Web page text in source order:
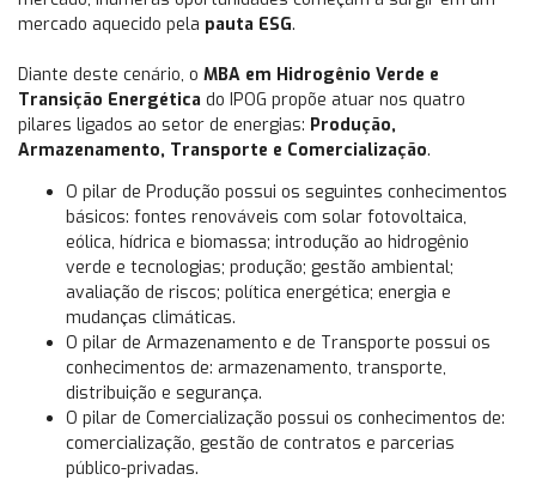
mercado aquecido pela pauta ESG.
Diante deste cenário, o MBA em Hidrogênio Verde e
Transição Energética do IPOG propõe atuar nos quatro
pilares ligados ao setor de energias: Produção,
Armazenamento, Transporte e Comercialização.
O pilar de Produção possui os seguintes conhecimentos
básicos: fontes renováveis com solar fotovoltaica,
eólica, hídrica e biomassa; introdução ao hidrogênio
verde e tecnologias; produção; gestão ambiental;
avaliação de riscos; política energética; energia e
mudanças climáticas.
O pilar de Armazenamento e de Transporte possui os
conhecimentos de: armazenamento, transporte,
distribuição e segurança.
O pilar de Comercialização possui os conhecimentos de:
comercialização, gestão de contratos e parcerias
público-privadas.